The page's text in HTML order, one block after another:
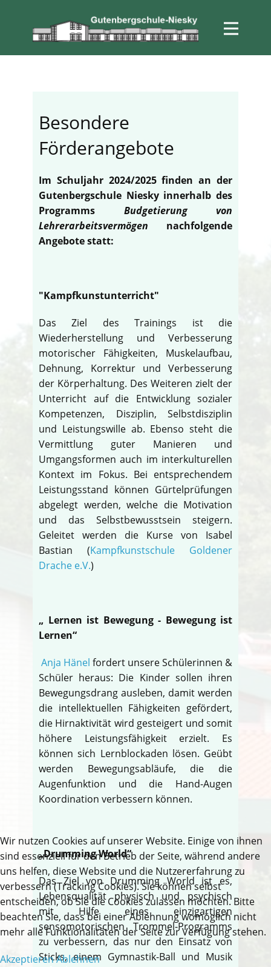
Besondere
Förderangebote
Im Schuljahr 2024/2025 finden an der
Gutenbergschule Niesky innerhalb des
Programms Budgetierung von
Lehrerarbeitsvermögen nachfolgende
Angebote statt:
"Kampfkunstunterricht"
Das Ziel des Trainings ist die
Wiederherstellung und Verbesserung
motorischer Fähigkeiten, Muskelaufbau,
Dehnung, Korrektur und Verbesserung
der Körperhaltung. Des Weiteren zielt der
Unterricht auf die Entwicklung sozialer
Kompetenzen, Disziplin, Selbstdisziplin
und Leistungswille ab. Ebenso steht die
Vermittlung guter Manieren und
Umgangsformen auch im interkulturellen
Kontext im Fokus. Bei entsprechendem
Leistungsstand können Gürtelprüfungen
abgelegt werden, welche die Motivation
und das Selbstbewusstsein steigern.
Geleitet werden die Kurse von Isabel
Bastian (Kampfkunstschule Goldener
Drache e.V.)
„ Lernen ist Bewegung - Bewegung ist
Lernen“
Anja Hänel fordert unsere Schülerinnen &
Schüler heraus: Die Kinder sollen ihren
Bewegungsdrang ausleben, damit werden
die intellektuellen Fähigkeiten gefördert,
die Hirnaktivität wird gesteigert und somit
höhere Leistungsfähigkeit erzielt. Es
können sich Lernblockaden lösen. Geübt
werden Bewegungsabläufe, die die
Augenfunktion und die Hand-Augen
Koordination verbessern können.
„Drumming World“
Das Ziel von Drumming World ist es,
Lebensqualität physisch und psychisch
mit Hilfe eines einzigartigen
sensomotorischen Trommel-Programms
zu verbessern, das nur den Einsatz von
Sticks, einem Gymnastik-Ball und Musik
Wir nutzen Cookies auf unserer Website. Einige von ihnen
sind essenziell für den Betrieb der Seite, während andere
uns helfen, diese Website und die Nutzererfahrung zu
verbessern (Tracking Cookies). Sie können selbst
entscheiden, ob Sie die Cookies zulassen möchten. Bitte
beachten Sie, dass bei einer Ablehnung womöglich nicht
mehr alle Funktionalitäten der Seite zur Verfügung stehen.
AkzeptierenAblehnen